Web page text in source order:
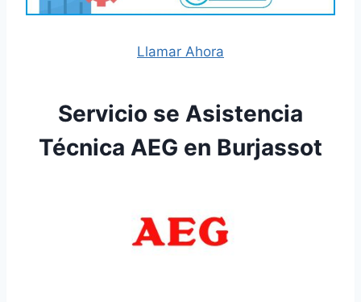
Llamar Ahora
Servicio se Asistencia
Técnica AEG en Burjassot